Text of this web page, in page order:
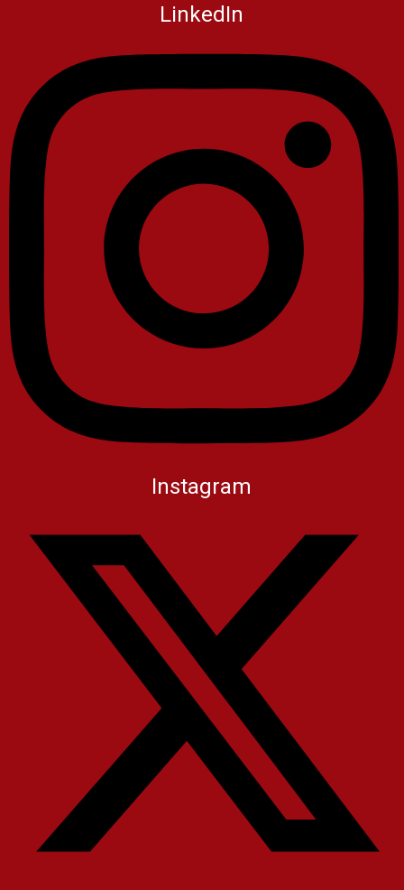
LinkedIn
Instagram